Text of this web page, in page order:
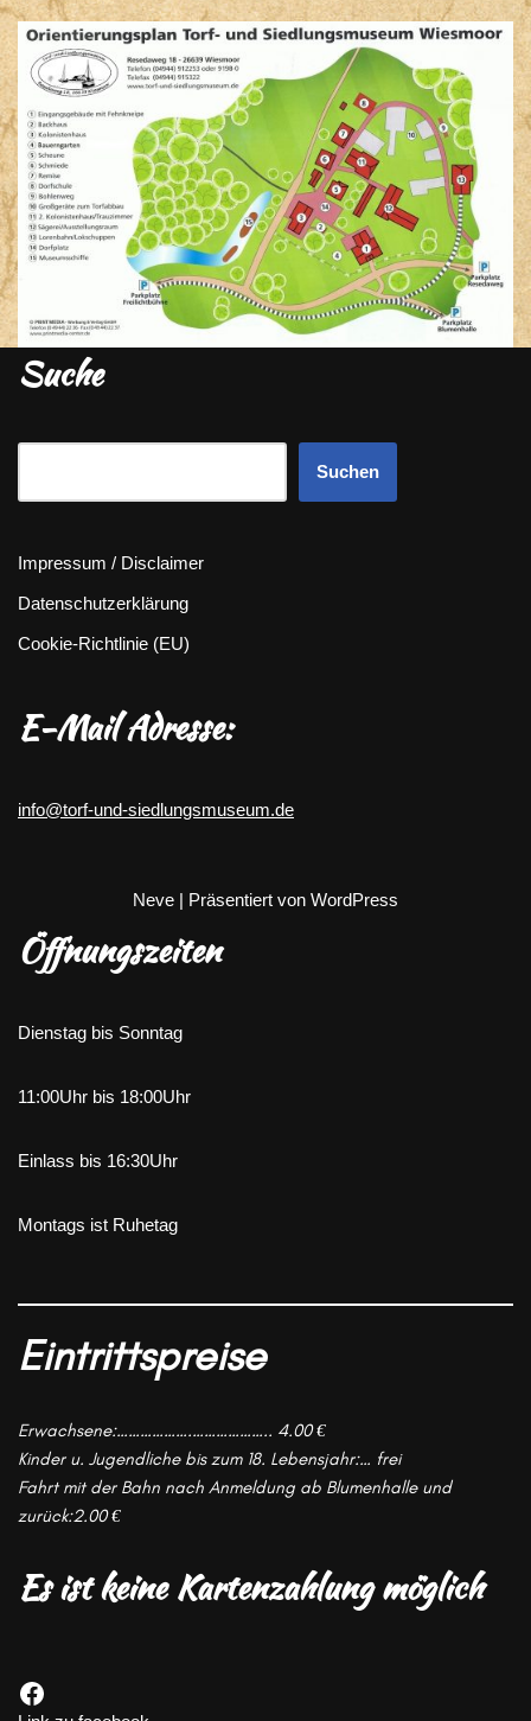
Suche
Suchen
Impressum / Disclaimer
Datenschutzerklärung
Cookie-Richtlinie (EU)
E-Mail Adresse:
info@torf-und-siedlungsmuseum.de
Neve | Präsentiert von WordPress
Öffnungszeiten
Dienstag bis Sonntag
11:00Uhr bis 18:00Uhr
Einlass bis 16:30Uhr
Montags ist Ruhetag
Eintrittspreise
Erwachsene:……………….……………….. 4.00 €
Kinder u. Jugendliche bis zum 18. Lebensjahr:… frei
Fahrt mit der Bahn nach Anmeldung ab Blumenhalle und
zurück:2.00 €
Es ist keine Kartenzahlung möglich